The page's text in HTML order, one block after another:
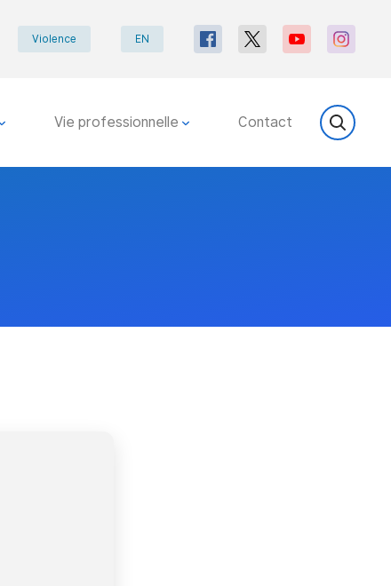
Violence EN
Vie professionnelle Contact